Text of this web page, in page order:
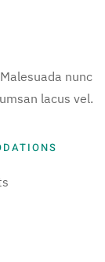
nunc
lacus vel.